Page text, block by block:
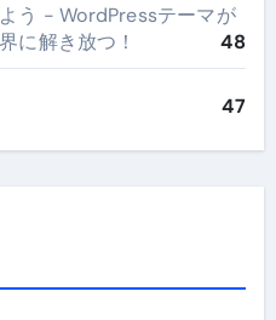
う - WordPressテーマが
に解き放つ！
48
47